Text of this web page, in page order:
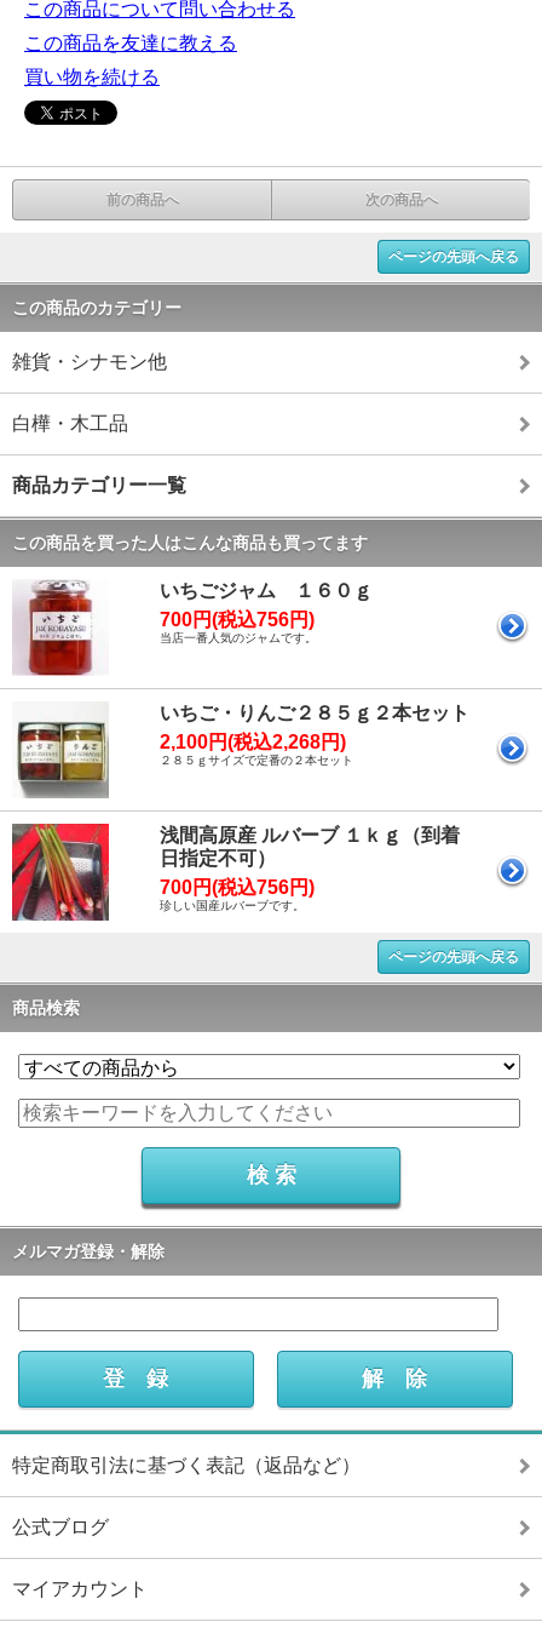
この商品について問い合わせる
この商品を友達に教える
買い物を続ける
前の商品へ 次の商品へ
ページの先頭へ戻る
この商品のカテゴリー
雑貨・シナモン他
白樺・木工品
商品カテゴリー一覧
この商品を買った人はこんな商品も買ってます
いちごジャム １６０ｇ
700円(税込756円)
当店一番人気のジャムです。
いちご・りんご２８５ｇ２本セット
2,100円(税込2,268円)
２８５ｇサイズで定番の２本セット
浅間高原産 ルバーブ １ｋｇ（到着
日指定不可）
700円(税込756円)
珍しい国産ルバーブです。
ページの先頭へ戻る
商品検索
メルマガ登録・解除
特定商取引法に基づく表記（返品など）
公式ブログ
マイアカウント